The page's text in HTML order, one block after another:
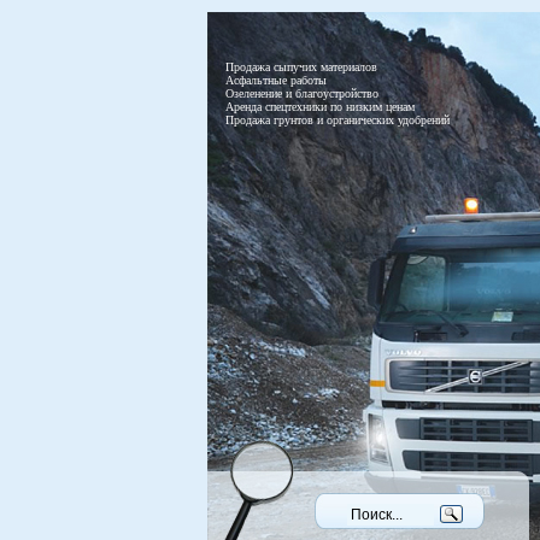
Продажа сыпучих материалов
Асфальтные работы
Озеленение и благоустройство
Аренда спецтехники по низким ценам
Продажа грунтов и органических удобрений